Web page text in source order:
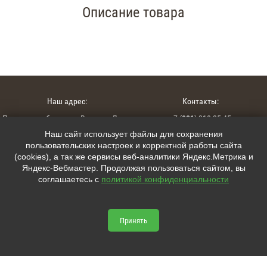
Описание товара
lumcity.ru © 2026
Наш адрес:
Псковская область, г. Великие Луки,
ул. Гагарина 127А
Контакты:
+7 (921) 210-25-45
+7 (911) 881-50-09
interior15@mail.ru
Наш сайт использует файлы для сохранения
пользовательских настроек и корректной работы сайта
(cookies), а так же сервисы веб-аналитики Яндекс.Метрика и
Яндекс-Вебмастер. Продолжая пользоваться сайтом, вы
соглашаетесь с политикой конфиденциальности
Принять